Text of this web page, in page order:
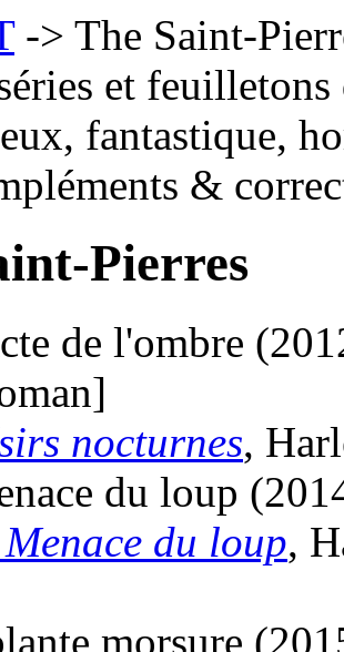
The Saint-
et
fantastique,
&
Pierres
de l'ombre
nocturnes,
du loup
du loup,
morsure